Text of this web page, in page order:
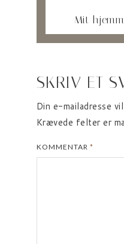
Mit
SKRIV ET
Din e-mailadresse
Krævede felter er
KOMMENTAR *